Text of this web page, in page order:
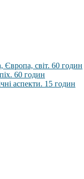
Європа, світ. 60 годин
60 годин
аспекти. 15 годин